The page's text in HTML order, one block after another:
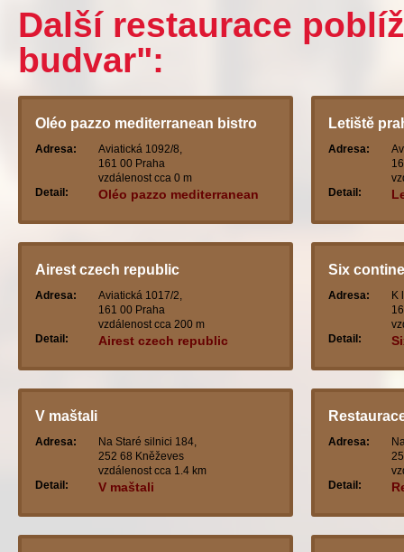
Další restaurace
budvar":
Oléo pazzo mediterranean bistro
Adresa:
Aviatická 1092/8,
161 00 Praha
vzdálenost cca 0 m
Detail:
Oléo pazzo mediterranean
Letiště
Adresa:
Detail:
Airest czech republic
Adresa:
Aviatická 1017/2,
161 00 Praha
vzdálenost cca 200 m
Detail:
Airest czech republic
Six
Adresa:
K
Detail:
V maštali
Adresa:
Na Staré silnici 184,
252 68 Kněževes
vzdálenost cca 1.4 km
Detail:
V maštali
Adresa:
Detail: